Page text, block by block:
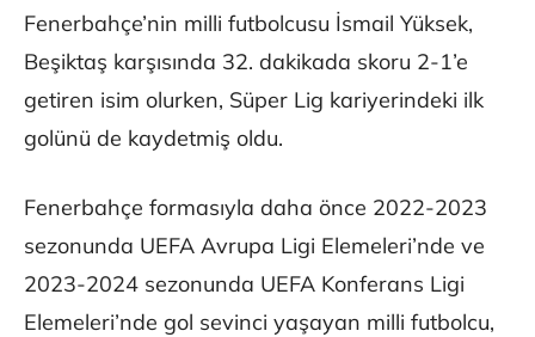
Fenerbahçe’nin milli futbolcusu İsmail Yüksek,
Beşiktaş karşısında 32. dakikada skoru 2-1’e
getiren isim olurken, Süper Lig kariyerindeki ilk
golünü de kaydetmiş oldu.
Fenerbahçe formasıyla daha önce 2022-2023
sezonunda UEFA Avrupa Ligi Elemeleri’nde ve
2023-2024 sezonunda UEFA Konferans Ligi
Elemeleri’nde gol sevinci yaşayan milli futbolcu,